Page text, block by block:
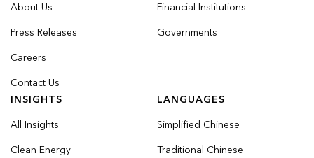
About Us
Press Releases
Careers
Contact Us
Financial Institutions
Governments
INSIGHTS
All Insights
Clean Energy
LANGUAGES
Simplified Chinese
Traditional Chinese